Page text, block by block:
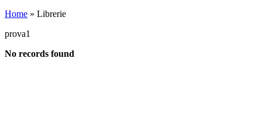
Home » Librerie
prova1
No records found